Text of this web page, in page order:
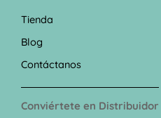
Tienda
Blog
Contáctanos
Conviértete en Distribuidor